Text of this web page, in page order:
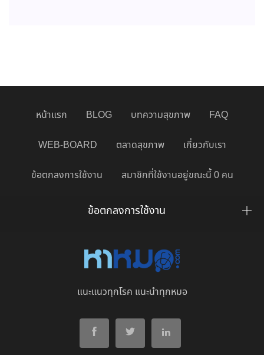
หน้าแรก BLOG บทความสุขภาพ FAQ
WEB-BOARD ตลาดสุขภาพ เกี่ยวกับเรา
ข้อตกลงการใช้งาน สมาชิกที่ใช้งานอยู่ขณะนี้ 0 คน
ข้อตกลงการใช้งาน
แนะแนวทุกโรค แนะนำทุกหมอ